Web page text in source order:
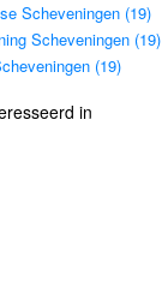
Scheveningen (19)
Scheveningen (19)
(19)
in